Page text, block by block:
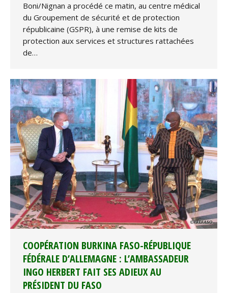
Boni/Nignan a procédé ce matin, au centre médical
du Groupement de sécurité et de protection
républicaine (GSPR), à une remise de kits de
protection aux services et structures rattachées
de…
COOPÉRATION BURKINA FASO-RÉPUBLIQUE
FÉDÉRALE D’ALLEMAGNE : L’AMBASSADEUR
INGO HERBERT FAIT SES ADIEUX AU
PRÉSIDENT DU FASO